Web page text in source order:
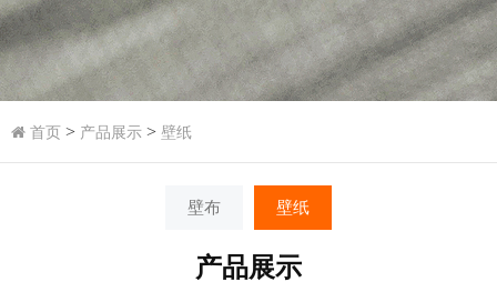
首页 > 产品展示 > 壁纸
壁布 壁纸
产品展示